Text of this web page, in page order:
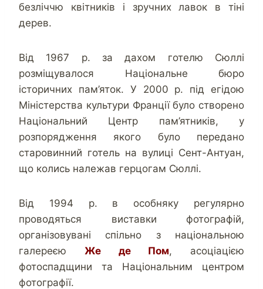
безліччю квітників і зручних лавок в тіні
дерев.
Від 1967 р. за дахом готелю Сюллі
розміщувалося Національне бюро
історичних пам’яток. У 2000 р. під егідою
Міністерства культури Франції було створено
Національний Центр пам’ятників, у
розпорядження якого було передано
старовинний готель на вулиці Сент-Антуан,
що колись належав герцогам Сюллі.
Від 1994 р. в особняку регулярно
проводяться виставки фотографій,
організовувані спільно з національною
галереєю Же де Пом, асоціацією
фотоспадщини та Національним центром
фотографії.